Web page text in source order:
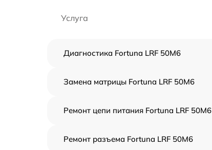
Услуга
Диагностика Fortuna LRF 50M6
Замена матрицы Fortuna LRF 50M6
Ремонт цепи питания Fortuna LRF 50M6
Ремонт разъема Fortuna LRF 50M6